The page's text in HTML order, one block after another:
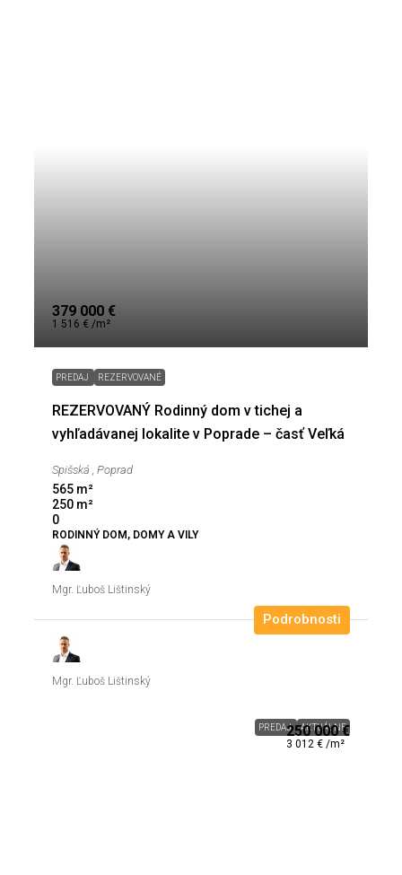
379 000 €
1 516 € /m²
PREDAJ REZERVOVANÉ
REZERVOVANÝ Rodinný dom v tichej a
vyhľadávanej lokalite v Poprade – časť Veľká
Spišská , Poprad
565 m²
250 m²
0
RODINNÝ DOM, DOMY A VILY
Podrobnosti
Mgr. Ľuboš Lištinský
Mgr. Ľuboš Lištinský
PREDAJ AKTUÁLNE
250 000 €
3 012 € /m²